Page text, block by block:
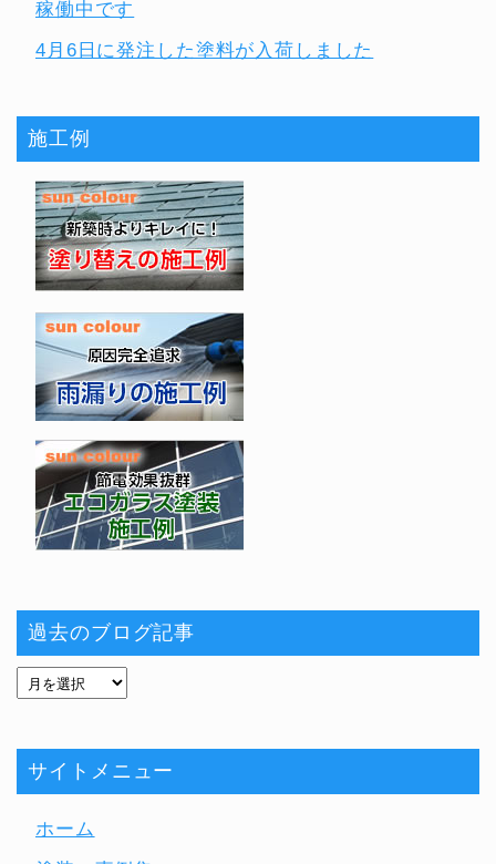
稼働中です
4月6日に発注した塗料が入荷しました
施工例
過去のブログ記事
サイトメニュー
ホーム